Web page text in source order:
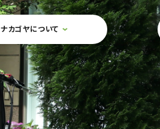
ナカゴヤについて 検索フォームを開閉す